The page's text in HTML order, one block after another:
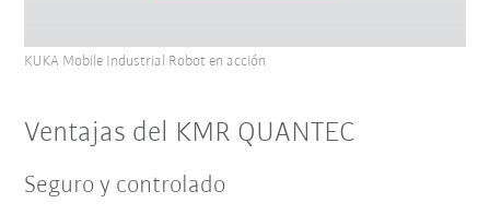
KUKA Mobile Industrial Robot en acción
Ventajas del KMR QUANTEC
Seguro y controlado